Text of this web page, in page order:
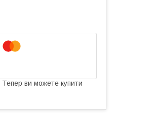
Тепер ви можете купити